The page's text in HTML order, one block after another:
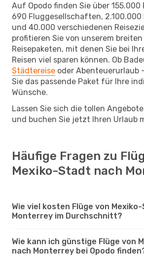
Auf Opodo finden Sie über 155.000
690 Fluggesellschaften,
und 40.000 verschiedenen
profitieren Sie von unserem
Reisepaketen, mit denen Sie bei
Reisen viel sparen können. Ob
Städtereise oder Abenteuerurlaub
Sie das passende Paket für Ihre
Wünsche.
Lassen Sie sich die tollen
und buchen Sie jetzt Ihren Urlaub
Häufige Fragen zu
Mexiko-Stadt nach
Wie viel kosten Flüge von
Monterrey im Durchschnitt?
Wie kann ich günstige Flüge von
nach Monterrey bei Opodo